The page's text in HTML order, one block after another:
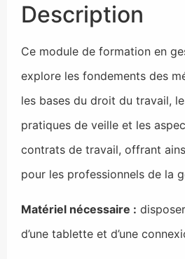
Description
Ce module de formation en
explore les fondements des
les bases du droit du travail,
pratiques de veille et les
contrats de travail, offrant
pour les professionnels de la
Matériel nécessaire :
d’une tablette et d’une